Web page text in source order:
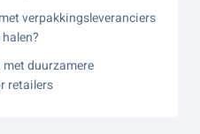
verpakkingsleveranciers
duurzamere
retailers